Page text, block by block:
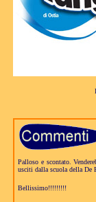
Palloso e scontato.
usciti dalla scuola della De
Bellissimo!!!!!!!!!